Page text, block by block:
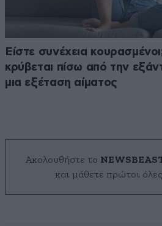
Είστε συνέχεια
κρύβεται πίσω από την
μια εξέταση αίματος
Ακολουθήστε το
και μάθετε πρώτοι όλες